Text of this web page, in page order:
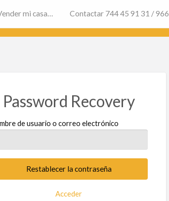
mi casa… Contactar 744 45 91 31 /
Password Recovery
de usuario o correo electrónico
Acceder